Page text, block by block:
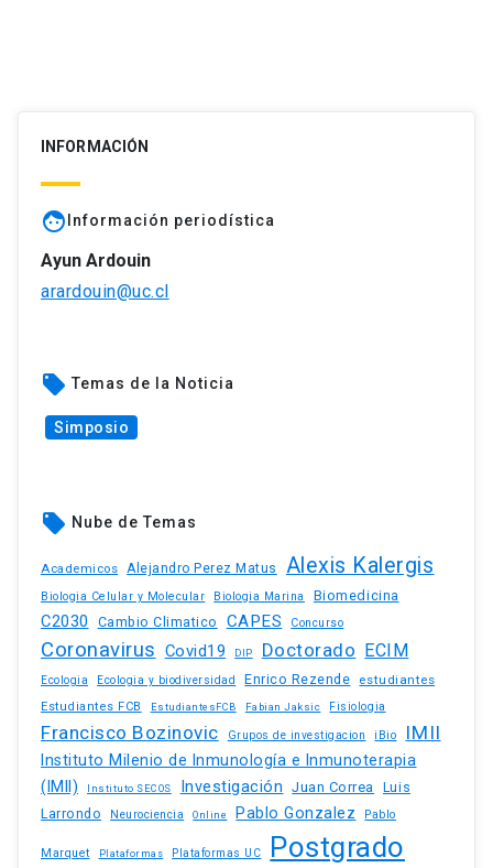
INFORMACIÓN
faceInformación periodística
Ayun Ardouin
arardouin@uc.cl
local_offer Temas de la Noticia
Simposio
local_offer Nube de Temas
Academicos Alejandro Perez Matus Alexis Kalergis
Biologia Celular y Molecular Biologia Marina Biomedicina
C2030 Cambio Climatico CAPES Concurso
Coronavirus Covid19 DIP Doctorado ECIM
Ecologia Ecologia y biodiversidad Enrico Rezende estudiantes
Estudiantes FCB EstudiantesFCB Fabian Jaksic Fisiologia
Francisco Bozinovic Grupos de investigacion iBio IMII
Instituto Milenio de Inmunología e Inmunoterapia
(IMII)
Instituto SECOS Investigación Juan Correa
Luis
Larrondo
Neurociencia Online Pablo Gonzalez Pablo
Marquet Plataformas Plataformas UC Postgrado